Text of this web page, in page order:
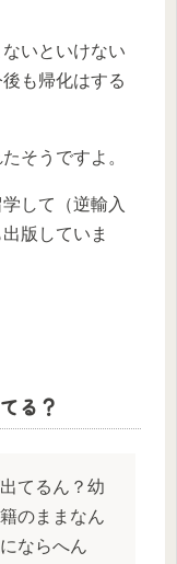
いといけない
も帰化はする
そうですよ。
して（逆輸入
版していま
る？
てるん？幼
のままなん
ならへん